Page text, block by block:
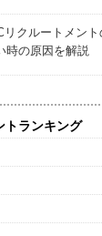
リクルートメン
時の原因を解説
トランキング